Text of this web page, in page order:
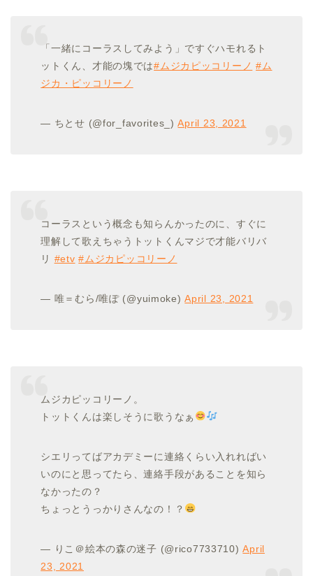
「一緒にコーラスしてみよう」ですぐハモれるト
ットくん、才能の塊では#ムジカピッコリーノ #ム
ジカ・ピッコリーノ
— ちとせ (@for_favorites_)April 23, 2021
コーラスという概念も知らんかったのに、すぐに
理解して歌えちゃうトットくんマジで才能バリバ
リ #etv #ムジカピッコリーノ
— 唯＝むら/唯ぽ (@yuimoke)April 23, 2021
ムジカピッコリーノ。
トットくんは楽しそうに歌うなぁ
シエリってばアカデミーに連絡くらい入れればい
いのにと思ってたら、連絡手段があることを知ら
なかったの？
ちょっとうっかりさんなの！？
— りこ＠絵本の森の迷子 (@rico7733710)April
23, 2021